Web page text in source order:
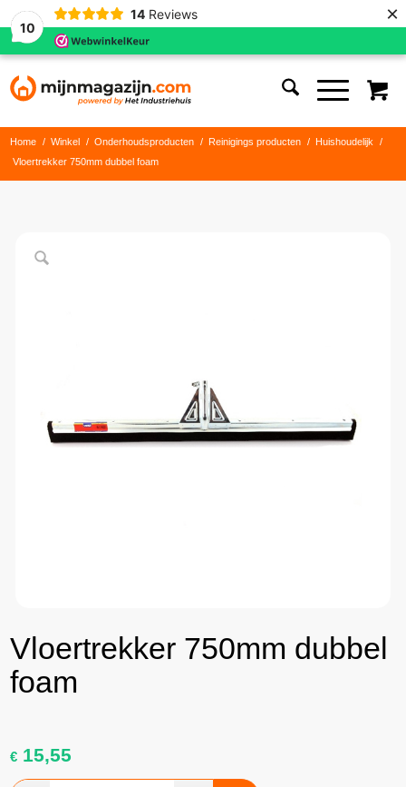
10
14 Reviews ×
Home / Winkel / Onderhoudsproducten / Reinigings producten / Huishoudelijk
/
Vloertrekker 750mm dubbel foam
Vloertrekker 750mm dubbel
foam
€ 15,55